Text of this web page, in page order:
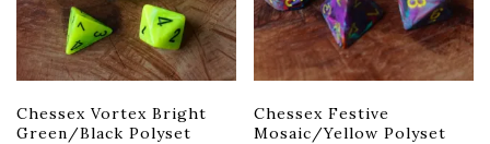
Chessex Vortex Bright
Green/Black Polyset
Chessex Festive
Mosaic/Yellow Polyset